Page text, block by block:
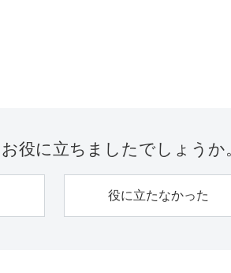
お役に立ちましたでしょうか
役に立たなかった